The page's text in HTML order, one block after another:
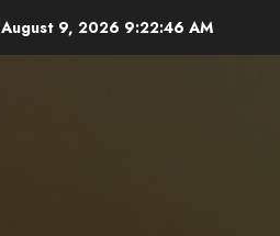
August 9, 2026 9:22:47 AM